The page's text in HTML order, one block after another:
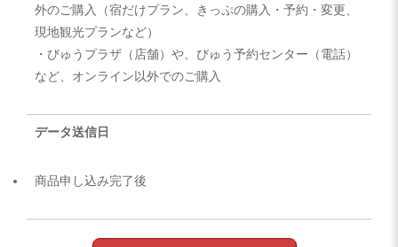
外のご購入（宿だけプラン、 きっぷの購入・予約・変更、
現地観光プランなど）
・びゅうプラザ（店舗）や、びゅう予約センター（電話）
など、オンライン以外でのご購入
データ送信日
商品申し込み完了後